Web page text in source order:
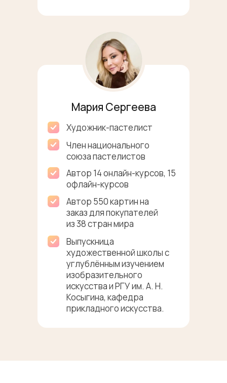
Мария Сергеева
Художник-пастелист
Член национального
союза пастелистов
Автор 14 онлайн-курсов, 15
офлайн-курсов
Автор 550 картин на
заказ для покупателей
из 38 стран мира
Выпускница
художественной школы с
углублённым изучением
изобразительного
искусства и РГУ им. А. Н.
Косыгина, кафедра
прикладного искусства.